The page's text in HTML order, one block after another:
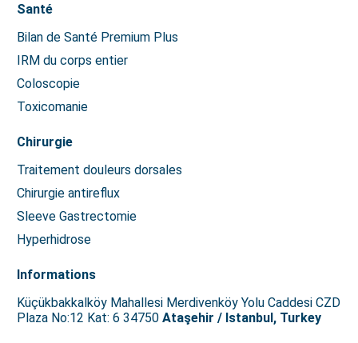
Santé
Bilan de Santé Premium Plus
IRM du corps entier
Coloscopie
Toxicomanie
Chirurgie
Traitement douleurs dorsales
Chirurgie antireflux
Sleeve Gastrectomie
Hyperhidrose
Informations
Küçükbakkalköy Mahallesi Merdivenköy Yolu Caddesi CZD
Plaza No:12 Kat: 6 34750 Ataşehir / Istanbul, Turkey